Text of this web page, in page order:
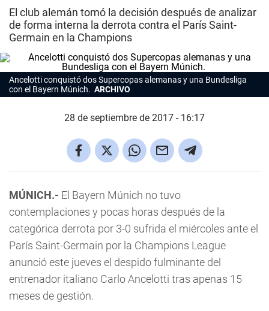
El club alemán tomó la decisión después de analizar
de forma interna la derrota contra el París Saint-
Germain en la Champions
Ancelotti conquistó dos Supercopas alemanas y una Bundesliga
con el Bayern Múnich. ARCHIVO
28 de septiembre de 2017 - 16:17
MÚNICH.- El Bayern Múnich no tuvo
contemplaciones y pocas horas después de la
categórica derrota por 3-0 sufrida el miércoles ante el
París Saint-Germain por la Champions League
anunció este jueves el despido fulminante del
entrenador italiano Carlo Ancelotti tras apenas 15
meses de gestión.